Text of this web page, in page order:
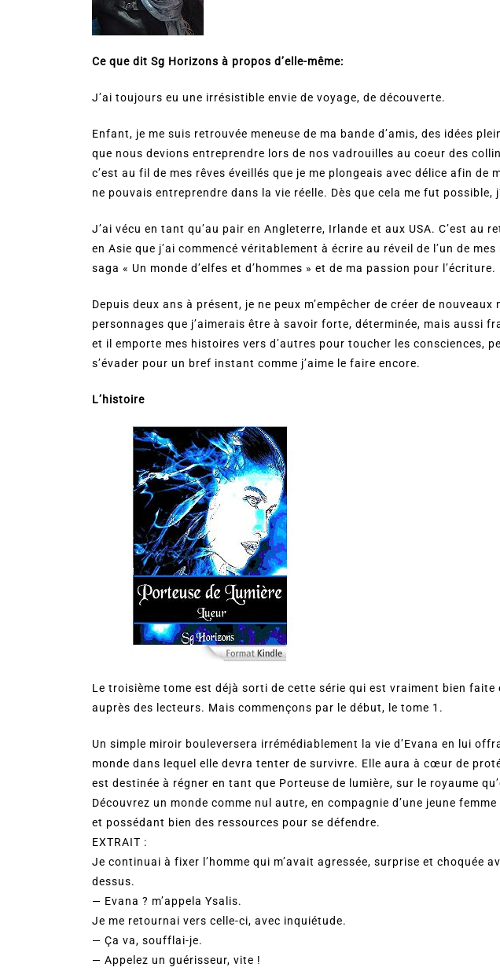
Ce que dit Sg Horizons à propos d’elle-même:
J’ai toujours eu une irrésistible envie de voyage, de découverte.
Enfant, je me suis retrouvée meneuse de ma bande d’amis, des idées
que nous devions entreprendre lors de nos vadrouilles au coeur des
c’est au fil de mes rêves éveillés que je me plongeais avec délice afin de
ne pouvais entreprendre dans la vie réelle. Dès que cela me fut possible,
J’ai vécu en tant qu’au pair en Angleterre, Irlande et aux USA. C’est au
en Asie que j’ai commencé véritablement à écrire au réveil de l’un de
saga « Un monde d’elfes et d’hommes » et de ma passion pour l’écriture.
Depuis deux ans à présent, je ne peux m’empêcher de créer de nouveaux
personnages que j’aimerais être à savoir forte, déterminée, mais aussi
et il emporte mes histoires vers d’autres pour toucher les consciences,
s’évader pour un bref instant comme j’aime le faire encore.
L’histoire
Le troisième tome est déjà sorti de cette série qui est vraiment bien faite
auprès des lecteurs. Mais commençons par le début, le tome 1.
Un simple miroir bouleversera irrémédiablement la vie d’Evana en lui
monde dans lequel elle devra tenter de survivre. Elle aura à cœur de
est destinée à régner en tant que Porteuse de lumière, sur le royaume
Découvrez un monde comme nul autre, en compagnie d’une jeune
et possédant bien des ressources pour se défendre.
EXTRAIT :
Je continuai à fixer l’homme qui m’avait agressée, surprise et choquée
dessus.
— Evana ? m’appela Ysalis.
Je me retournai vers celle-ci, avec inquiétude.
— Ça va, soufflai-je.
— Appelez un guérisseur, vite !
littérature sentimentale